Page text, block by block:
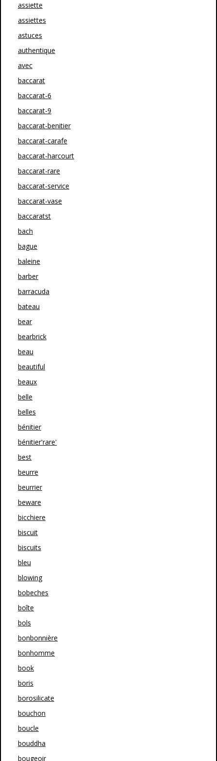
assiette
assiettes
astuces
authentique
avec
baccarat
baccarat-6
baccarat-9
baccarat-benitier
baccarat-carafe
baccarat-harcourt
baccarat-rare
baccarat-service
baccarat-vase
baccaratst
bach
bague
baleine
barber
barracuda
bateau
bear
bearbrick
beau
beautiful
beaux
belle
belles
bénitier
bénitier'rare'
best
beurre
beurrier
beware
bicchiere
biscuit
biscuits
bleu
blowing
bobeches
boîte
bols
bonbonnière
bonhomme
book
boris
borosilicate
bouchon
boucle
bouddha
bougeoir